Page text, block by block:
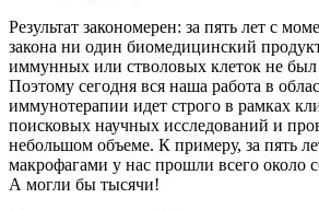
Результат закономерен: за пять лет с
закона ни один биомедицинский
иммунных или стволовых клеток не был
Поэтому сегодня вся наша работа в
иммунотерапии идет строго в рамках
поисковых научных исследований и
небольшом объеме. К примеру, за пять
макрофагами у нас прошли всего около
А могли бы тысячи!